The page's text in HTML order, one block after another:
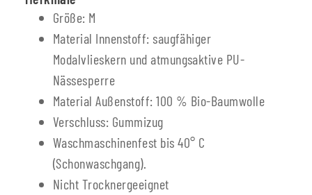
Größe: M
Material Innenstoff: saugfähiger
Modalvlieskern und atmungsaktive PU-
Nässesperre
Material Außenstoff: 100 % Bio-Baumwolle
Verschluss: Gummizug
Waschmaschinenfest bis 40° C
(Schonwaschgang).
Nicht Trocknergeeignet